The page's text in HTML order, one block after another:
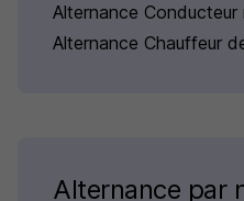
Alternance Conducteur
Alternance Chauffeur
Alternance par